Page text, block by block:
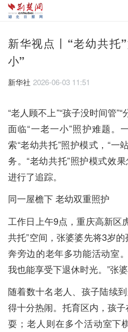
新华视点丨“老幼共托
小”
新华社 2026-06-03 11:51
“老人顾不上”“孩子没时间管
面临“一老一小”照护难题。
索“老幼共托”照护模式，“一
务。“老幼共托”照护模式效
进行了追踪。
同一屋檐下 老幼双重照护
工作日上午9点，重庆高新区
共托”空间，张婆婆先将3岁
奔旁边的老年多功能活动室
我也能享受下退休时光。”张婆
随着数十名老人、孩子陆续
得十分热闹。托育区内，孩
耍；老人则在多个活动室下